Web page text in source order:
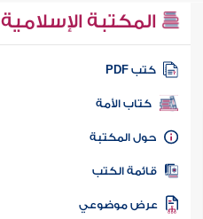
المكتبة الإسلامية
كتب PDF
كتاب الأمة
المكتبة
الكتب